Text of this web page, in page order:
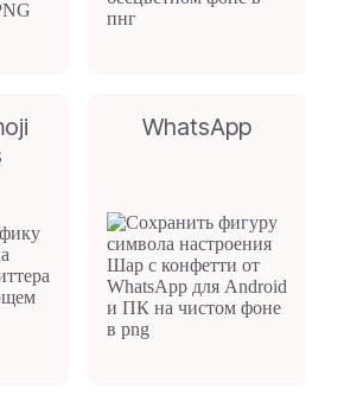
WhatsApp